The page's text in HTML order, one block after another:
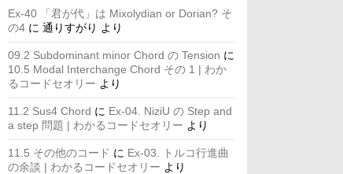
Ex-40 「君が代」は Mixolydian or Dorian? そ
の4 に 通りすがり より
09.2 Subdominant minor Chord の Tension に
10.5 Modal Interchange Chord その 1 | わか
るコードセオリー より
11.2 Sus4 Chord に Ex-04. NiziU の Step and
a step 問題 | わかるコードセオリー より
11.5 その他のコード に Ex-03. トルコ行進曲
の余談 | わかるコードセオリー より